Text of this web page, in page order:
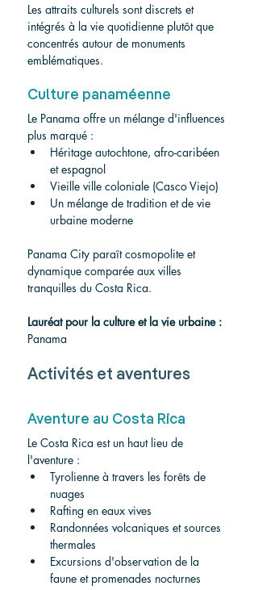
Les attraits culturels sont discrets et
intégrés à la vie quotidienne plutôt que
concentrés autour de monuments
emblématiques.
Culture panaméenne
Le Panama offre un mélange d'influences
plus marqué :
Héritage autochtone, afro-caribéen
et espagnol
Vieille ville coloniale (Casco Viejo)
Un mélange de tradition et de vie
urbaine moderne
Panama City paraît cosmopolite et
dynamique comparée aux villes
tranquilles du Costa Rica.
Lauréat pour la culture et la vie urbaine :
Panama
Activités et aventures
Aventure au Costa Rica
Le Costa Rica est un haut lieu de
l'aventure :
Tyrolienne à travers les forêts de
nuages
Rafting en eaux vives
Randonnées volcaniques et sources
thermales
Excursions d'observation de la
faune et promenades nocturnes